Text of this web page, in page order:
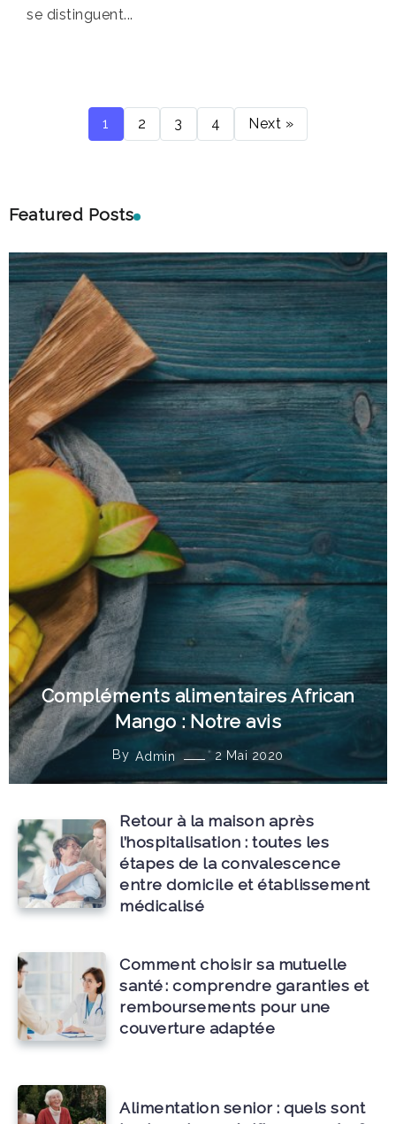
se distinguent...
1 2 3 4 Next »
Featured Posts
Compléments alimentaires African
Mango : Notre avis
By Admin 2 Mai 2020
Retour à la maison après
l’hospitalisation : toutes les
étapes de la convalescence
entre domicile et établissement
médicalisé
Comment choisir sa mutuelle
santé : comprendre garanties et
remboursements pour une
couverture adaptée
Alimentation senior : quels sont